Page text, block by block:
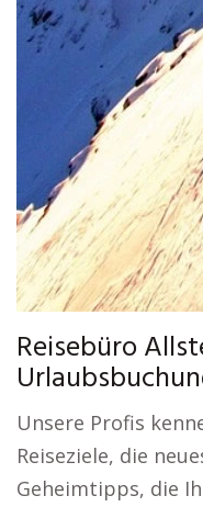
Reisebüro
Unsere Profis
Reiseziele, die
Geheimtipps, die